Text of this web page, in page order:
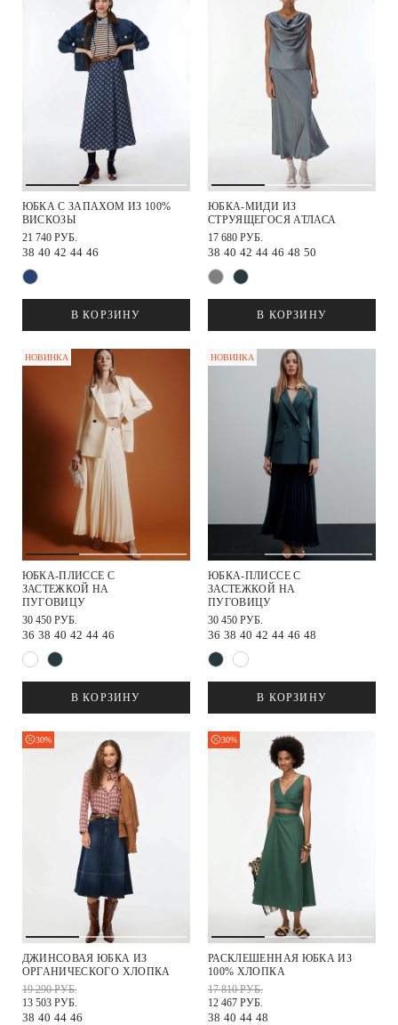
ЮБКА С ЗАПАХОМ ИЗ 100%
ВИСКОЗЫ
21 740 РУБ.
38 40 42 44 46
В КОРЗИНУ
ЮБКА-МИДИ ИЗ
СТРУЯЩЕГОСЯ АТЛАСА
17 680 РУБ.
38 40 42 44 46 48 50
В КОРЗИНУ
НОВИНКА
ЮБКА-ПЛИССЕ С
ЗАСТЕЖКОЙ НА
ПУГОВИЦУ
30 450 РУБ.
36 38 40 42 44 46
В КОРЗИНУ
НОВИНКА
ЮБКА-ПЛИССЕ С
ЗАСТЕЖКОЙ НА
ПУГОВИЦУ
30 450 РУБ.
36 38 40 42 44 46 48
В КОРЗИНУ
30%
ДЖИНСОВАЯ ЮБКА ИЗ
ОРГАНИЧЕСКОГО ХЛОПКА
19 290 РУБ.
13 503 РУБ.
38 40 44 46
30%
РАСКЛЕШЕННАЯ ЮБКА ИЗ
100% ХЛОПКА
17 810 РУБ.
12 467 РУБ.
38 40 44 48